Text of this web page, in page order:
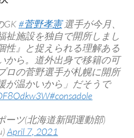
GK#菅野孝憲選手が今月、
祉施設を独自で開所しまし
性』と捉えられる理解ある
から。道外出身で移籍の可
ロの菅野選手が札幌に開所
が温かいから」だそうで
#consadole
ーツ(北海道新聞運動部)
April 7, 2021